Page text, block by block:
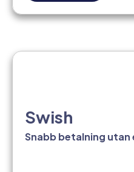
Swish
Snabb betalning